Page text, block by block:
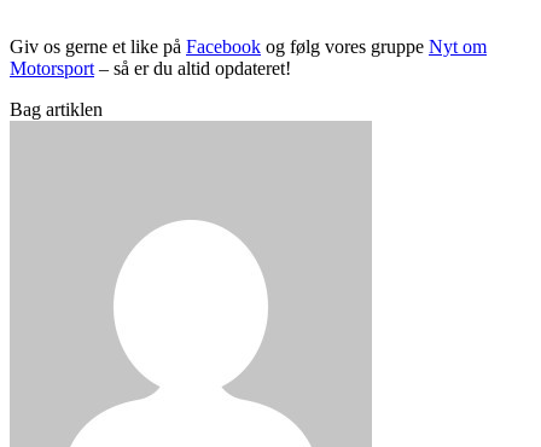
Giv os gerne et like på Facebook og følg vores gruppe Nyt om
Motorsport– så er du altid opdateret!
Bag artiklen